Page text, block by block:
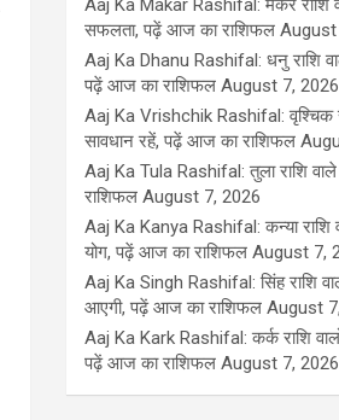
Aaj Ka Makar Rashifal: मकर राशि
सफलता, पढ़ें आज का राशिफल August
Aaj Ka Dhanu Rashifal: धनु राशि
पढ़ें आज का राशिफल August 7, 2026
Aaj Ka Vrishchik Rashifal: वृश्चिक
सावधान रहें, पढ़ें आज का राशिफल
Aaj Ka Tula Rashifal: तुला राशि
राशिफल August 7, 2026
Aaj Ka Kanya Rashifal: कन्या राशि
योग, पढ़ें आज का राशिफल August 7,
Aaj Ka Singh Rashifal: सिंह राशि
आएगी, पढ़ें आज का राशिफल August
Aaj Ka Kark Rashifal: कर्क राशि
पढ़ें आज का राशिफल August 7, 2026